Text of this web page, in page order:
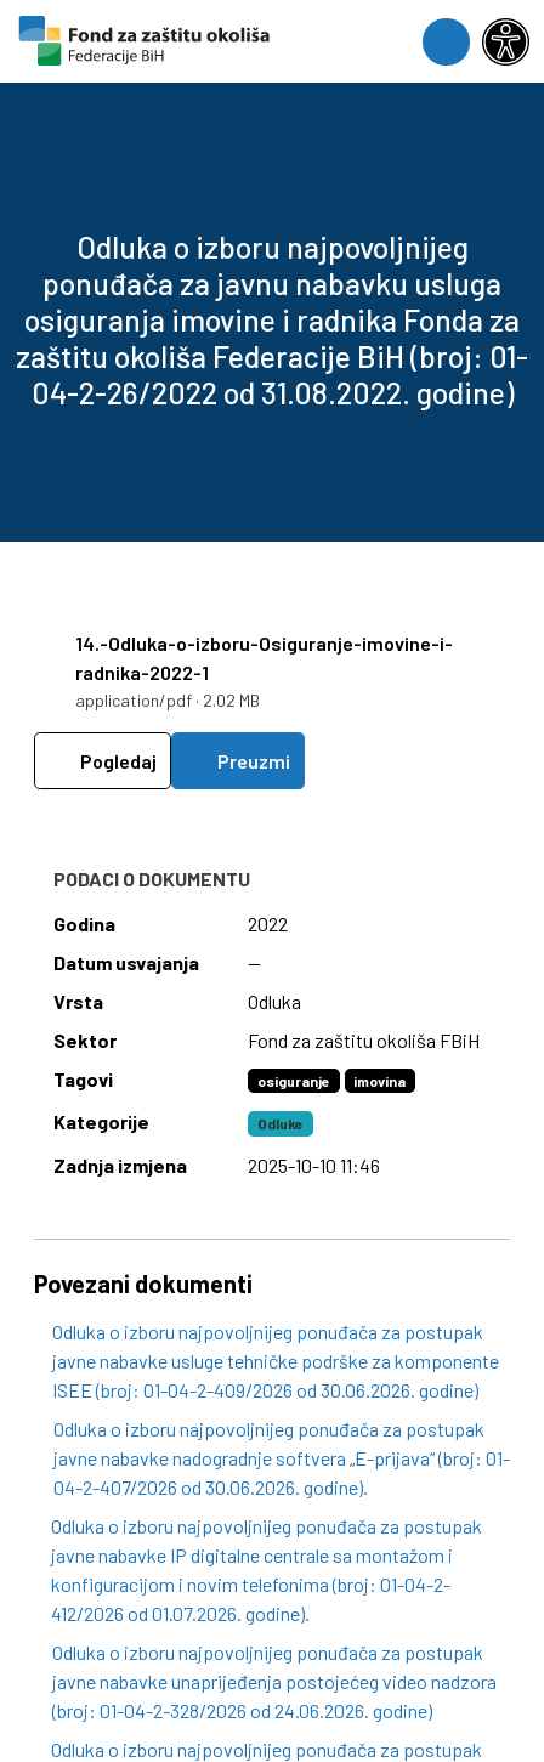
Skip to content
Skip to footer
Menu
Odluka o izboru najpovoljnijeg
ponuđača za javnu nabavku usluga
osiguranja imovine i radnika Fonda za
zaštitu okoliša Federacije BiH (broj: 01-
04-2-26/2022 od 31.08.2022. godine)
14.-Odluka-o-izboru-Osiguranje-imovine-i-
radnika-2022-1
application/pdf · 2.02 MB
Pogledaj Preuzmi
PODACI O DOKUMENTU
Godina
2022
Datum usvajanja
—
Vrsta
Odluka
Sektor
Fond za zaštitu okoliša FBiH
Tagovi
osiguranje imovina
Kategorije Odluke
Zadnja izmjena 2025-10-10 11:46
Povezani dokumenti
Odluka o izboru najpovoljnijeg ponuđača za postupak
javne nabavke usluge tehničke podrške za komponente
ISEE (broj: 01-04-2-409/2026 od 30.06.2026. godine)
Odluka o izboru najpovoljnijeg ponuđača za postupak
javne nabavke nadogradnje softvera „E-prijava“ (broj: 01-
04-2-407/2026 od 30.06.2026. godine).
Odluka o izboru najpovoljnijeg ponuđača za postupak
javne nabavke IP digitalne centrale sa montažom i
konfiguracijom i novim telefonima (broj: 01-04-2-
412/2026 od 01.07.2026. godine).
Odluka o izboru najpovoljnijeg ponuđača za postupak
javne nabavke unaprijeđenja postojećeg video nadzora
(broj: 01-04-2-328/2026 od 24.06.2026. godine)
Odluka o izboru najpovoljnijeg ponuđača za postupak